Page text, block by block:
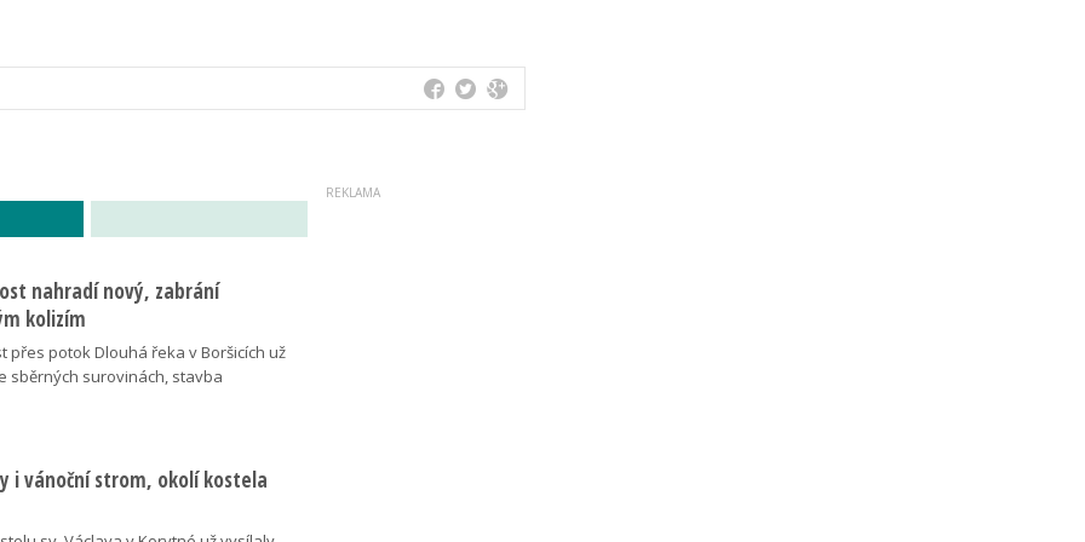
nahradí nový, zabrání
kolizím
přes potok Dlouhá řeka v Boršicích už
sběrných surovinách, stavba
i vánoční strom, okolí kostela